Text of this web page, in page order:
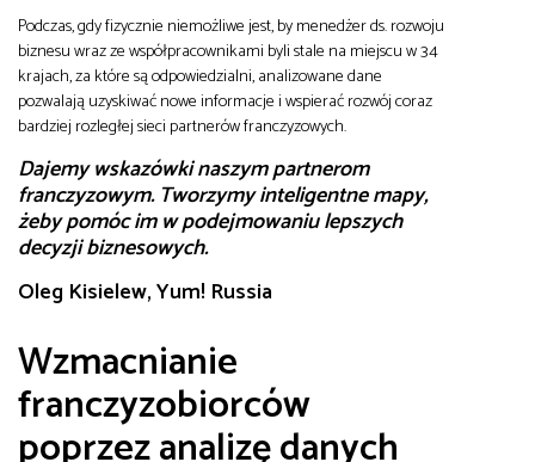
Podczas, gdy fizycznie niemożliwe jest, by menedżer ds. rozwoju
biznesu wraz ze współpracownikami byli stale na miejscu w 34
krajach, za które są odpowiedzialni, analizowane dane
pozwalają uzyskiwać nowe informacje i wspierać rozwój coraz
bardziej rozległej sieci partnerów franczyzowych.
Dajemy wskazówki naszym partnerom
franczyzowym. Tworzymy inteligentne mapy,
żeby pomóc im w podejmowaniu lepszych
decyzji biznesowych.
Oleg Kisielew, Yum! Russia
Wzmacnianie
franczyzobiorców
poprzez analizę danych